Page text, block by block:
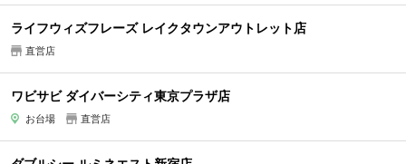
ライフウィズフレーズ レイクタウンアウトレット店
直営店
ワビサビ ダイバーシティ東京プラザ店
お台場 直営店